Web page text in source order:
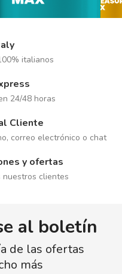
italianos
24/48 horas
Cliente
correo electrónico o chat
y ofertas
nuestros clientes
al boletín
de las ofertas
más